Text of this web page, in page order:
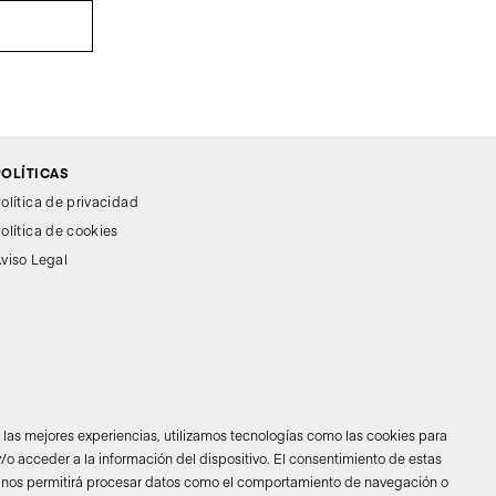
las mejores experiencias, utilizamos tecnologías como las cookies para
o acceder a la información del dispositivo. El consentimiento de estas
permitirá procesar datos como el comportamiento de navegación o
de privacidad
de cookies
Legal